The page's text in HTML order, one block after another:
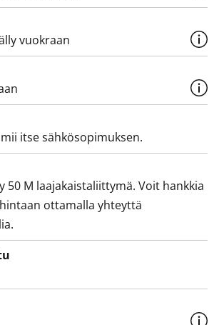
vuokraan
itse sähkösopimuksen.
50 M laajakaistaliittymä. Voit hankkia
ottamalla yhteyttä